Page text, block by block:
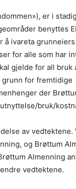
er i
benyttes
å ivareta
for alle som har
gjelde for all bruk
grunn for fremtidige
der
bruk/
av vedtektene.
og Brøttum
Almenning
vedtektene.